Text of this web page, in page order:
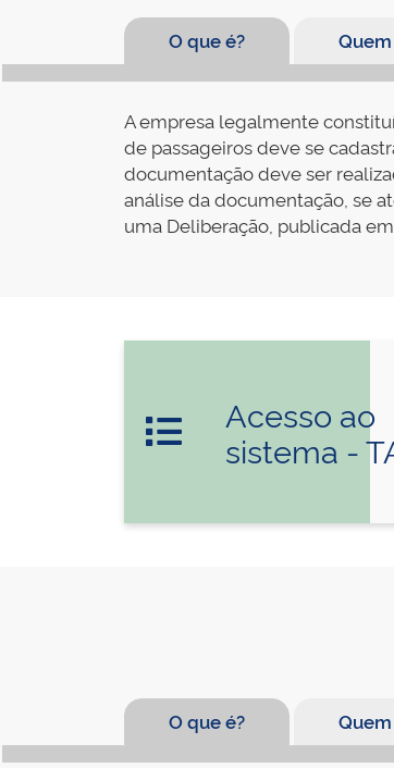
O que é?
A empresa legalmente
de passageiros deve se
documentação deve ser
análise da documentação, se
uma Deliberação, publicada
Acesso ao
sistema -
O que é?